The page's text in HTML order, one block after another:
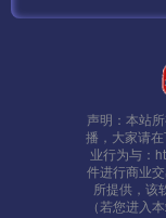
声明：本站
播，大家请
业行为与：
件进行商业
所提供，该
（若您进入